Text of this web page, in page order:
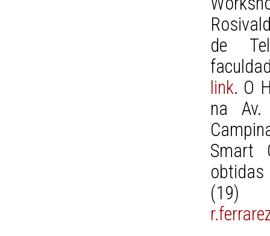
de
link. O
na Av.
Smart
obtidas
(19)